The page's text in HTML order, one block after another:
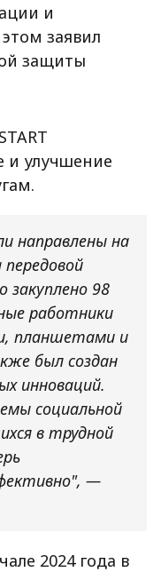
и
заявил
защиты
и улучшение
направлены на
закуплено 98
работники
планшетами и
был создан
инноваций.
социальной
в трудной
—
2024 года в